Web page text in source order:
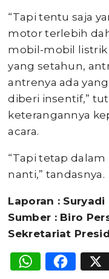
“Tapi tentu saja
motor terlebih
mobil-mobil listrik
yang setahun,
antrenya ada
diberi insentif,”
keterangannya
acara.
“Tapi tetap
nanti,” tandasnya.
Laporan : Suryadi
Sumber : Biro
Sekretariat